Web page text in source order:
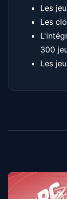
Les
Les
300
Les